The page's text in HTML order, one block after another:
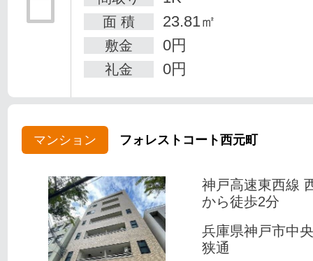
面 積 23.81㎡
敷金 0円
礼金 0円
マンション フォレストコート西元町
神戸高速東西線
から徒歩2分
兵庫県神戸市中
狭通